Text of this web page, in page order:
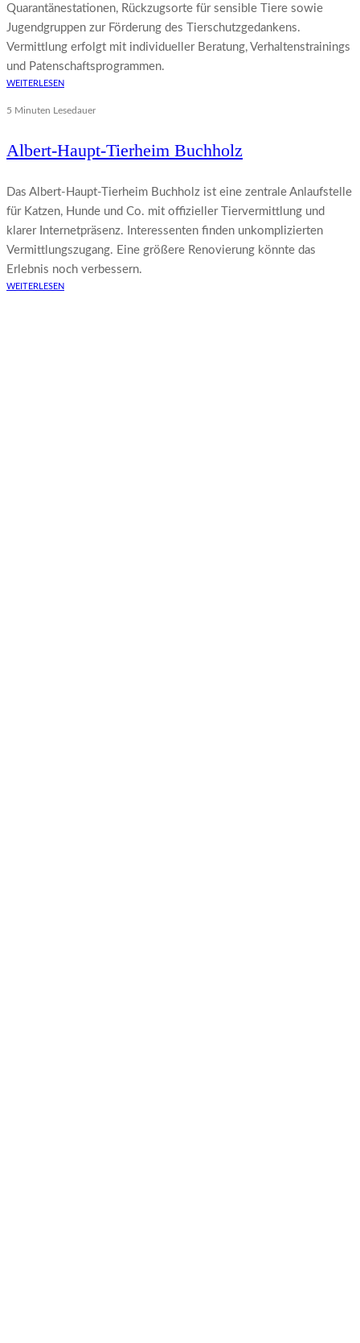
Quarantänestationen, Rückzugsorte für sensible Tiere sowie
Jugendgruppen zur Förderung des Tierschutzgedankens.
Vermittlung erfolgt mit individueller Beratung, Verhaltenstrainings
und Patenschaftsprogrammen.
WEITERLESEN
5 Minuten Lesedauer
Albert-Haupt-Tierheim Buchholz
Das Albert-Haupt-Tierheim Buchholz ist eine zentrale Anlaufstelle
für Katzen, Hunde und Co. mit offizieller Tiervermittlung und
klarer Internetpräsenz. Interessenten finden unkomplizierten
Vermittlungszugang. Eine größere Renovierung könnte das
Erlebnis noch verbessern.
WEITERLESEN